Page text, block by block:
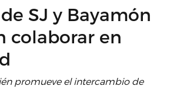
SJ y Bayamón
colaborar en
promueve el intercambio de